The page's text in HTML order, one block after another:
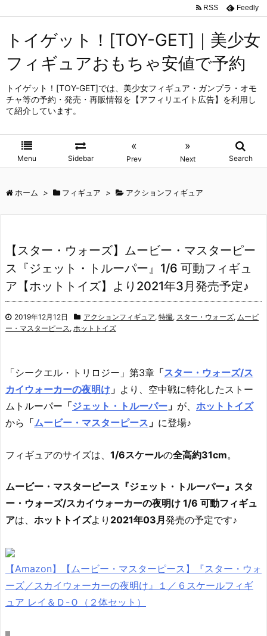
トイゲット！[TOY-GET]｜美少女
フィギュアおもちゃ安値で予約
トイゲット！[TOY-GET]では、美少女フィギュア・ガンプラ・オモ
チャ等の予約・発売・再販情報を【アフィリエイト広告】を利用し
て紹介しています。
Menu Sidebar
«
Prev
»
Next Search
RSS Feedly
ホーム > フィギュア > アクションフィギュア
【スター・ウォーズ】ムービー・マスターピー
ス『ジェット・トルーパー』1/6 可動フィギュ
ア【ホットトイズ】より2021年3月発売予定♪
2019年12月12日 アクションフィギュア, 特撮, スター・ウォーズ, ムービ
ー・マスターピース, ホットトイズ
「シークエル・トリロジー」第3章 「スター・ウォーズ/ス
カイウォーカーの夜明け 」 より、 空中戦に特化したストー
ムトルーパー 「ジェット・トルーパー 」 が、 ホットトイズ
から 「ムービー・マスターピース 」 に登場♪
フィギュアのサイズは、 1/6スケールの全高約31cm。
ムービー・マスターピース『ジェット・トルーパー』スタ
ー・ウォーズ/スカイウォーカーの夜明け 1/6 可動フィギュ
アは、 ホットトイズより 2021年03月 発売の予定です♪
【Amazon】【ムービー・マスターピース】『スター・ウォ
ーズ／スカイウォーカーの夜明け』１／６スケールフィギ
ュア レイ＆Ｄ-Ｏ（２体セット）